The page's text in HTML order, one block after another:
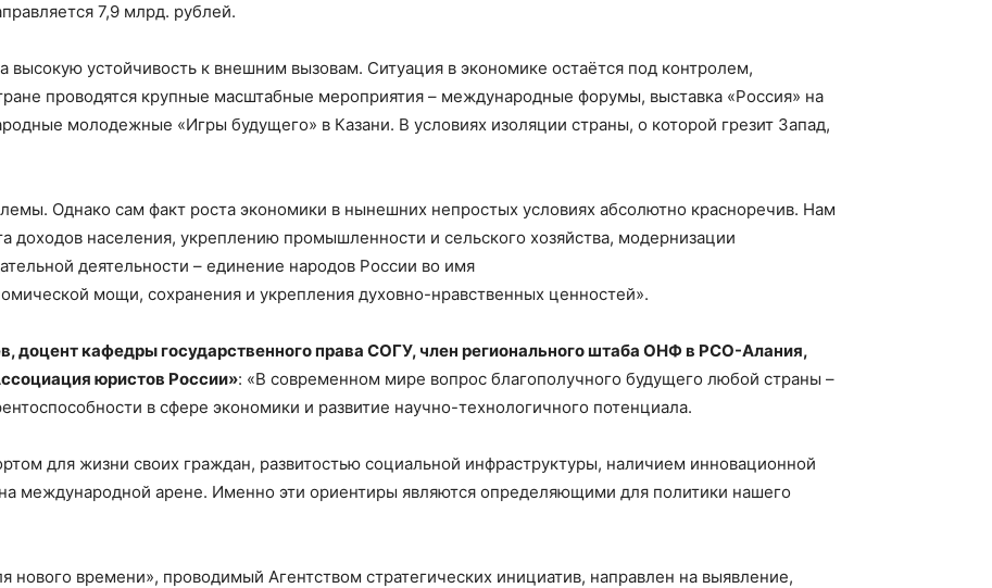
7,9 млрд. рублей.
высокую устойчивость к внешним вызовам. Ситуация в экономике остаётся под контролем,
проводятся крупные масштабные мероприятия – международные форумы, выставка «Россия» на
молодежные «Игры будущего» в Казани. В условиях изоляции страны, о которой грезит Запад,
Однако сам факт роста экономики в нынешних непростых условиях абсолютно красноречив. Нам
доходов населения, укреплению промышленности и сельского хозяйства, модернизации
деятельности – единение народов России во имя
мощи, сохранения и укрепления духовно-нравственных ценностей».
доцент кафедры государственного права СОГУ, член регионального штаба ОНФ в РСО-Алания,
юристов России»: «В современном мире вопрос благополучного будущего любой страны –
в сфере экономики и развитие научно-технологичного потенциала.
для жизни своих граждан, развитостью социальной инфраструктуры, наличием инновационной
международной арене. Именно эти ориентиры являются определяющими для политики нашего
нового времени», проводимый Агентством стратегических инициатив, направлен на выявление,